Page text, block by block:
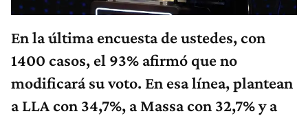
En la última encuesta de ustedes, con
1400 casos, el 93% afirmó que no
modificará su voto. En esa línea, plantean
a LLA con 34,7%, a Massa con 32,7% y a